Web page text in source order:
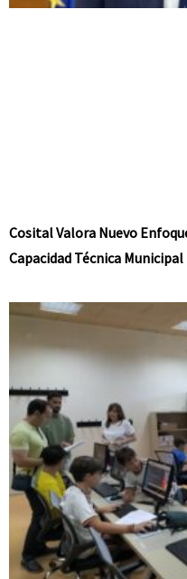
Cosital Valora Nuevo
Capacidad Técnica Municipal